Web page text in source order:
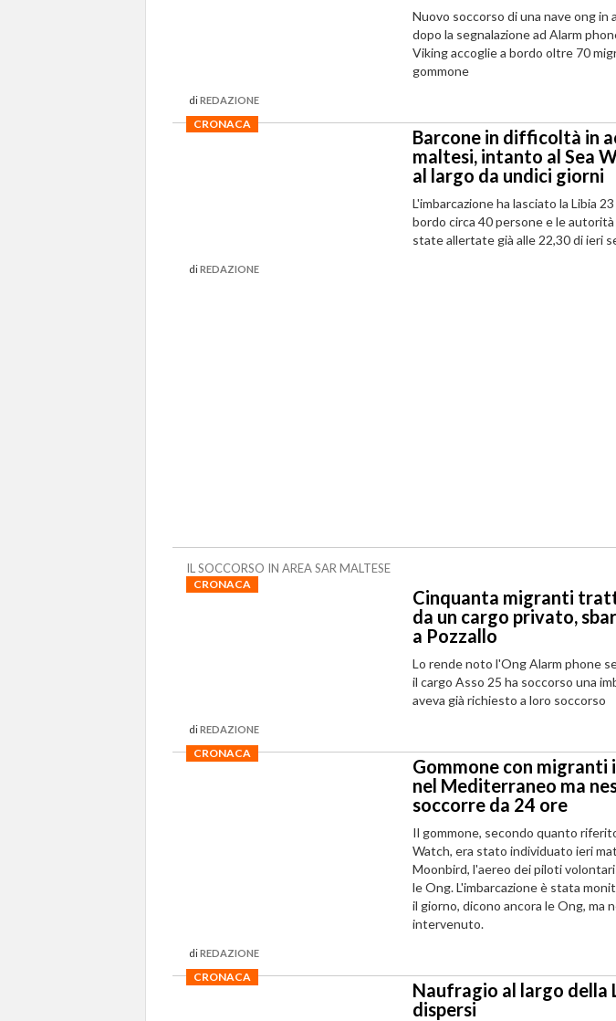
Nuovo soccorso di una nave ong in
dopo la segnalazione ad Alarm
Viking accoglie a bordo oltre 70
gommone
diREDAZIONE
CRONACA
Barcone in difficoltà in
maltesi, intanto al Sea
al largo da undici giorni
L'imbarcazione ha lasciato la Libia
bordo circa 40 persone e le
state allertate già alle 22,30 di ieri
diREDAZIONE
IL SOCCORSO IN AREA SAR MALTESE
CRONACA
Cinquanta migranti
da un cargo privato,
a Pozzallo
Lo rende noto l'Ong Alarm phone
il cargo Asso 25 ha soccorso una
aveva già richiesto a loro soccorso
diREDAZIONE
CRONACA
Gommone con migranti
nel Mediterraneo ma
soccorre da 24 ore
Il gommone, secondo quanto
Watch, era stato individuato ieri
Moonbird, l'aereo dei piloti
le Ong. L'imbarcazione è stata
il giorno, dicono ancora le Ong, ma
intervenuto.
diREDAZIONE
CRONACA
Naufragio al largo della
dispersi